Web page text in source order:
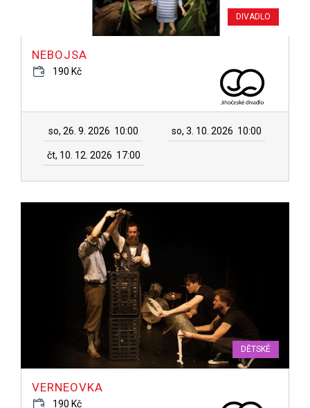
DIVADLO
NEBOJSA
190 Kč
so, 26. 9. 2026 10:00 so, 3. 10. 2026 10:00
čt, 10. 12. 2026 17:00
DĚTSKÉ
VERNEOVKA
190 Kč